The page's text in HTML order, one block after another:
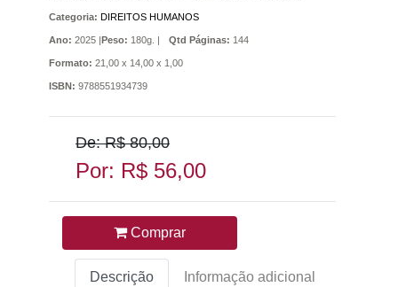
Categoria: DIREITOS HUMANOS
Ano: 2025 |Peso: 180g. | Qtd Páginas: 144
Formato: 21,00 x 14,00 x 1,00
ISBN: 9788551934739
De: R$ 80,00
Por: R$ 56,00
Comprar
Descrição Informação adicional